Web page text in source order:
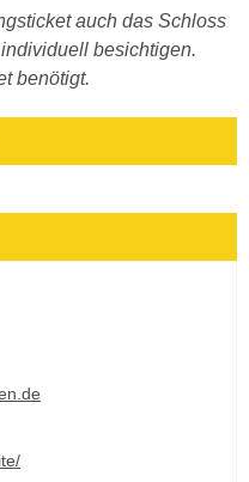
auch das Schloss
besichtigen.
benötigt.